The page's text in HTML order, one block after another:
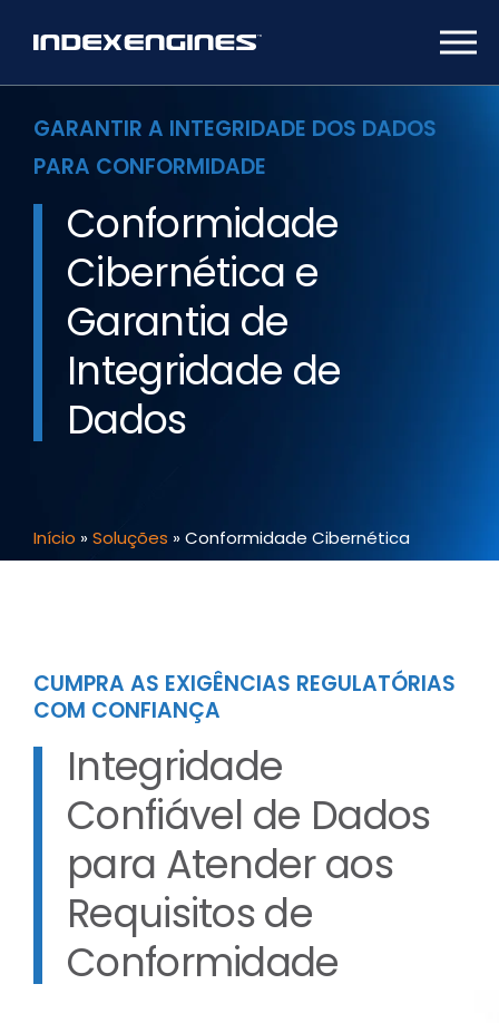
GARANTIR A INTEGRIDADE DOS DADOS
PARA CONFORMIDADE
Conformidade
Cibernética e
Garantia de
Integridade de
Dados
Início » Soluções » Conformidade Cibernética
CUMPRA AS EXIGÊNCIAS REGULATÓRIAS
COM CONFIANÇA
Integridade
Confiável de Dados
para Atender aos
Requisitos de
Conformidade